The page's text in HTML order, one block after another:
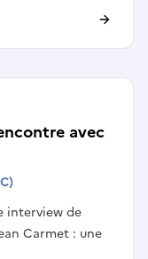
avec
interview de
Carmet : une